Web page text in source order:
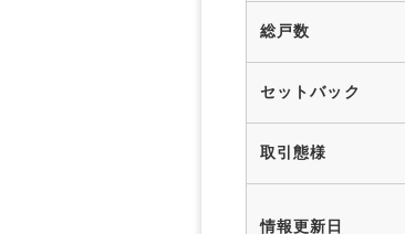
総戸数
セットバック
取引態様
情報更新日